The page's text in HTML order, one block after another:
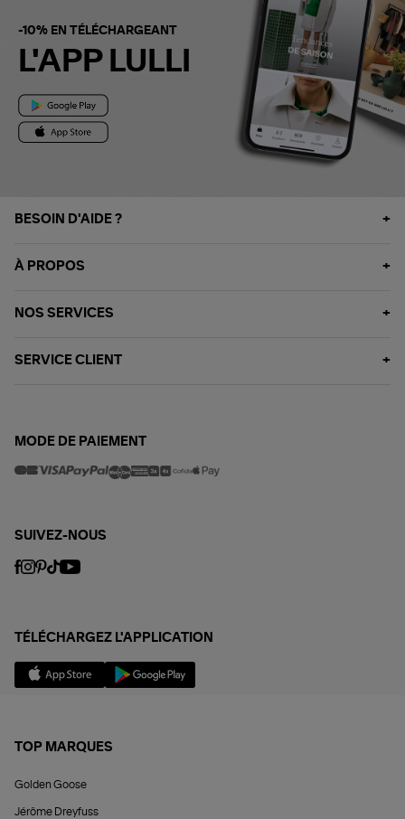
-10% EN TÉLÉCHARGEANT
L'APP LULLI
BESOIN D'AIDE ?
À PROPOS
NOS SERVICES
SERVICE CLIENT
MODE DE PAIEMENT
SUIVEZ-NOUS
TÉLÉCHARGEZ L'APPLICATION
TOP MARQUES
Golden Goose
Jérôme Dreyfuss